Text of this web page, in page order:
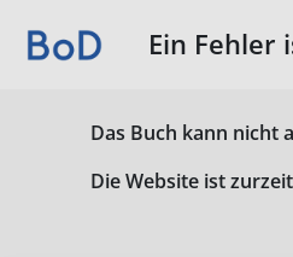
Ein Fehler
Das Buch kann nicht
Die Website ist